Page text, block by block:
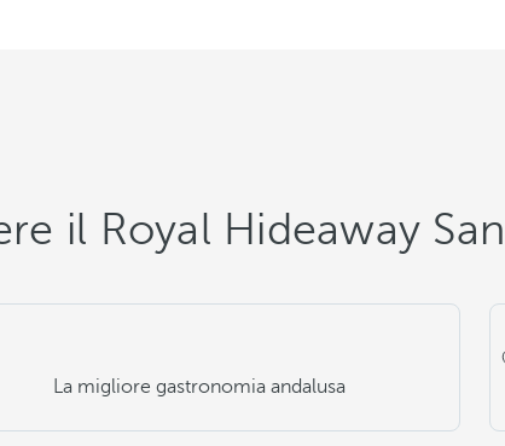
il Royal Hideaway
La migliore gastronomia andalusa